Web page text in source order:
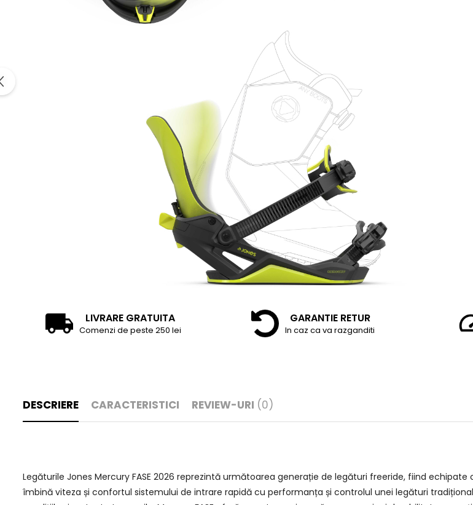
LIVRARE GRATUITA
Comenzi de peste 250 lei
GARANTIE RETUR
In caz ca va razganditi
DESCRIERE CARACTERISTICI REVIEW-URI (0)
Legăturile Jones Mercury FASE 2026 reprezintă următoarea generație de legături freeride, fiind
îmbină viteza și confortul sistemului de intrare rapidă cu performanța și controlul unei legături